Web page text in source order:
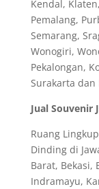
Kendal,
Pemalang,
Semarang,
Wonogiri,
Pekalongan,
Surakarta dan
Jual Souvenir
Ruang
Dinding di
Barat, Bekasi,
Indramayu,